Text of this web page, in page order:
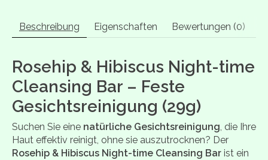
Beschreibung Eigenschaften Bewertungen (0)
Rosehip & Hibiscus Night-time
Cleansing Bar – Feste
Gesichtsreinigung (29g)
Suchen Sie eine natürliche Gesichtsreinigung, die Ihre
Haut effektiv reinigt, ohne sie auszutrocknen? Der
Rosehip & Hibiscus Night-time Cleansing Bar ist ein